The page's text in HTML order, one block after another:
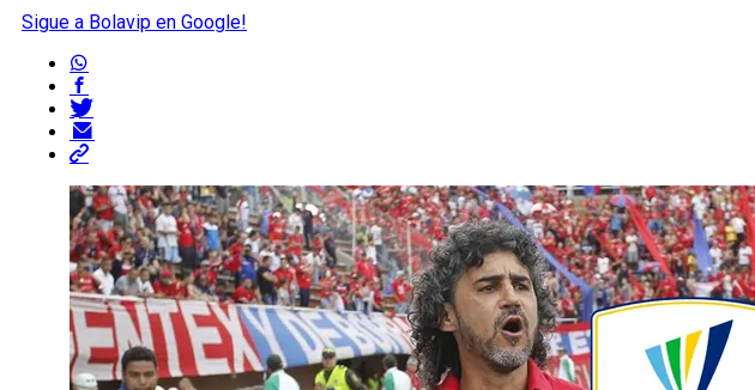
Sigue a Bolavip en Google!